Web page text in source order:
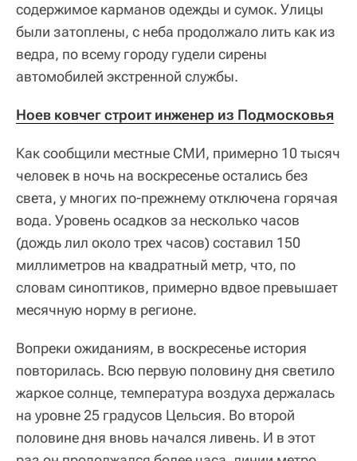
содержимое карманов одежды и сумок. Улицы
были затоплены, с неба продолжало лить как из
ведра, по всему городу гудели сирены
автомобилей экстренной службы.
Ноев ковчег строит инженер из Подмосковья
Как сообщили местные СМИ, примерно 10 тысяч
человек в ночь на воскресенье остались без
света, у многих по-прежнему отключена горячая
вода. Уровень осадков за несколько часов
(дождь лил около трех часов) составил 150
миллиметров на квадратный метр, что, по
словам синоптиков, примерно вдвое превышает
месячную норму в регионе.
Вопреки ожиданиям, в воскресенье история
повторилась. Всю первую половину дня светило
жаркое солнце, температура воздуха держалась
на уровне 25 градусов Цельсия. Во второй
половине дня вновь начался ливень. И в этот